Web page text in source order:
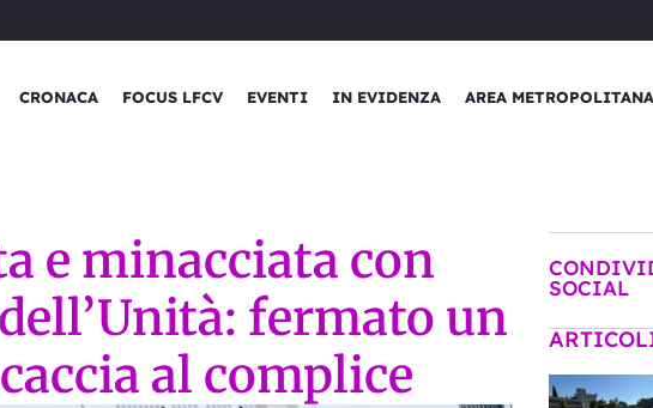
CRONACA FOCUS LFCV EVENTI IN EVIDENZA
AREA METROPOLITANA
e minacciata con
fermato un
al complice
SOCIAL